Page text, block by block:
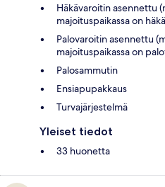
Häkävaroitin asennettu
majoituspaikassa on
Palovaroitin asennettu
majoituspaikassa on
Palosammutin
Ensiapupakkaus
Turvajärjestelmä
Yleiset tiedot
33 huonetta